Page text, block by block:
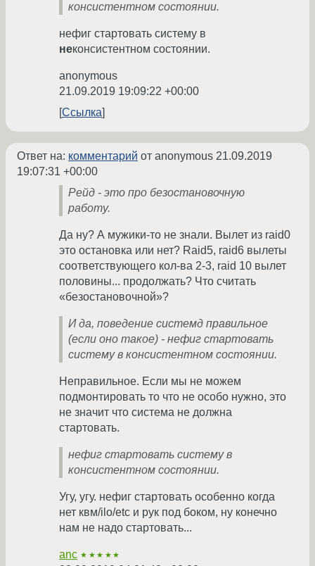
консистентном состоянии.
нефиг стартовать систему в
неконсистентном состоянии.
anonymous
21.09.2019 19:09:22 +00:00
Ссылка
Ответ на: комментарий от anonymous 21.09.2019
19:07:31 +00:00
Рейд - это про безостановочную
работу.
Да ну? А мужики-то не знали. Вылет из raid0
это остановка или нет? Raid5, raid6 вылеты
соответствующего кол-ва 2-3, raid 10 вылет
половины... продолжать? Что считать
«безостановочной»?
И да, поведение системд правильное
(если оно такое) - нефиг стартовать
систему в консистентном состоянии.
Неправильное. Если мы не можем
подмонтировать то что не особо нужно, это
не значит что система не должна
стартовать.
нефиг стартовать систему в
консистентном состоянии.
Угу, угу. нефиг стартовать особенно когда
нет квм/ilo/etc и рук под боком, ну конечно
нам не надо стартовать...
anc ★★★★★